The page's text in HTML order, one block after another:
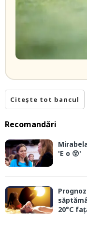
Citește tot bancul
Recomandări
'E o 😲'
20°C